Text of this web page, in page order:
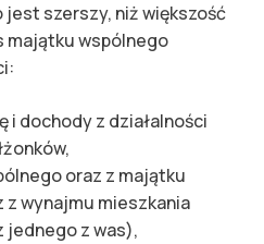
jest szerszy, niż większość
majątku wspólnego
i dochody z działalności
oraz z majątku
wynajmu mieszkania
jednego z was),